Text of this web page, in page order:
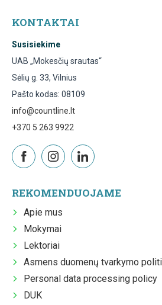
KONTAKTAI
Susisiekime
UAB „Mokesčių srautas“
Sėlių g. 33, Vilnius
Pašto kodas: 08109
info@countline.lt
+370 5 263 9922
REKOMENDUOJAME
Apie mus
Mokymai
Lektoriai
Asmens duomenų tvarkymo
Personal data processing policy
DUK